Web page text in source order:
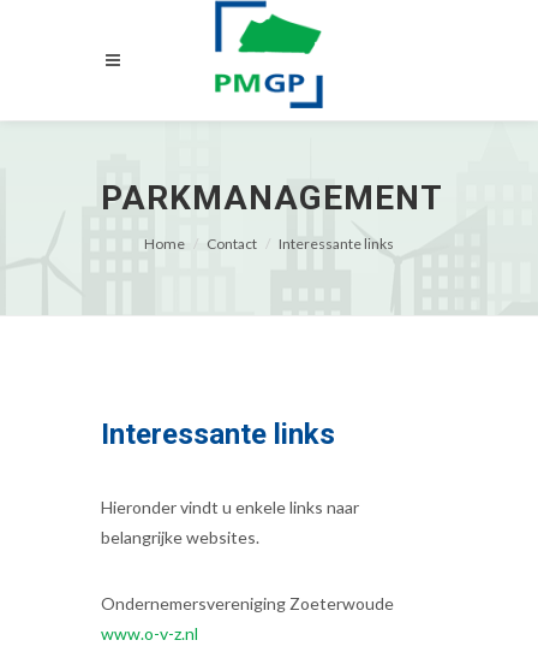
PARKMANAGEMENT
Home Contact Interessante links
Interessante links
Hieronder vindt u enkele links naar
belangrijke websites.
Ondernemersvereniging Zoeterwoude
www.o-v-z.nl